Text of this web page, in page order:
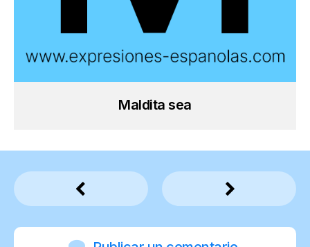
Maldita sea